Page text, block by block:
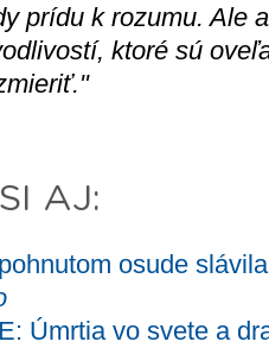
prídu k rozumu. Ale
ktoré sú
AJ:
osude
Úmrtia vo svete a